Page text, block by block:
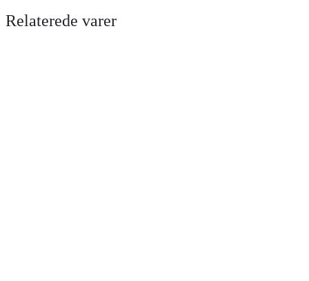
Relaterede varer